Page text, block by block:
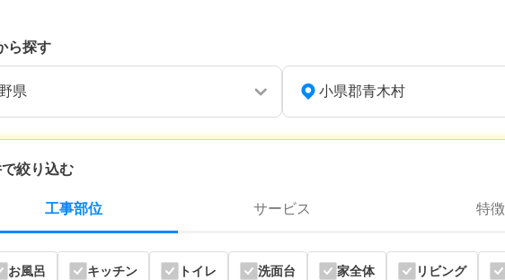
ら探す
県 小県郡青木村
絞り込む
工事部位 サービス 特徴
お風呂 キッチン トイレ 洗面台 家全体 リビング